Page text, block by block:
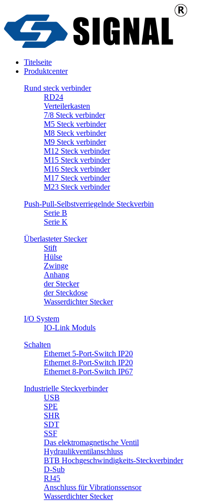
Titelseite
Produktcenter
Rund steck verbinder
RD24
Verteilerkasten
7/8 Steck verbinder
M5 Steck verbinder
M8 Steck verbinder
M9 Steck verbinder
M12 Steck verbinder
M15 Steck verbinder
M16 Steck verbinder
M17 Steck verbinder
M23 Steck verbinder
Push-Pull-Selbstverriegelnde Steckverbin
Serie B
Serie K
Überlasteter Stecker
Stift
Hülse
Zwinge
Anhang
​der Stecker
der Steckdose
Wasserdichter Stecker
I/O System
IO-Link Moduls
Schalten
Ethernet 5-Port-Switch IP20
Ethernet 8-Port-Switch IP20
Ethernet 8-Port-Switch IP67
Industrielle Steckverbinder
USB
SPE
SHR
SDT
SSF
Das elektromagnetische Ventil
Hydraulikventilanschluss
BTB Hochgeschwindigkeits-Steckverbinder
D-Sub
RJ45
Anschluss für Vibrationssensor
Wasserdichter Stecker